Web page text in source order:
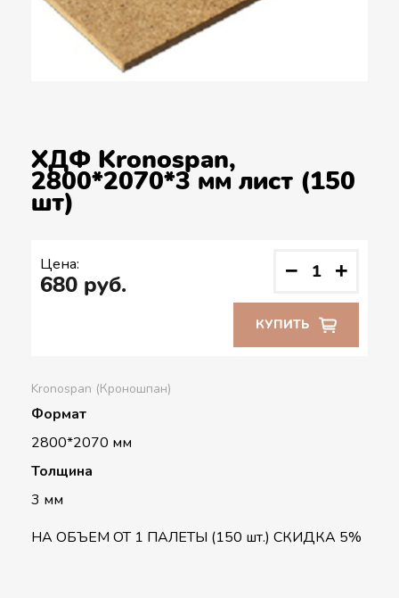
ХДФ Kronospan,
2800*2070*3 мм лист (150
шт)
Kronospan (Кроношпан)
Формат
2800*2070 мм
Толщина
3 мм
НА ОБЪЕМ ОТ 1 ПАЛЕТЫ (150 шт.) СКИДКА 5%
Цена:
680 руб. − +
КУПИТЬ